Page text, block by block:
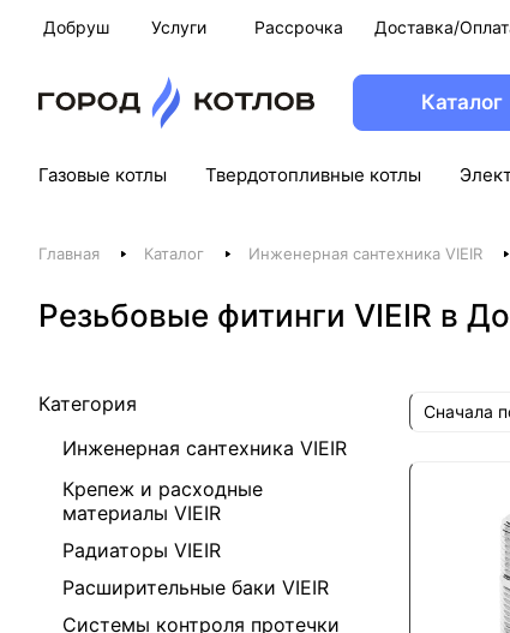
Добруш Услуги Рассрочка Доставка/
Каталог
Газовые котлы Твердотопливные котлы
Главная Каталог Инженерная сантехника VIEIR
Резьбовые фитинги VIEIR в
Категория
Инженерная сантехника VIEIR
Крепеж и расходные
материалы VIEIR
Радиаторы VIEIR
Расширительные баки VIEIR
Системы контроля протечки
Сначала